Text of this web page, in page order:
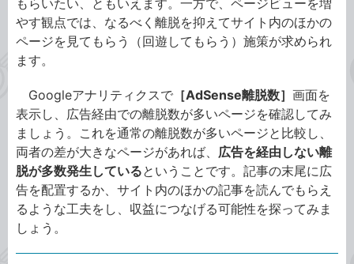
もらいたい、ともいえます。一方で、ページビューを増
やす観点では、なるべく離脱を抑えてサイト内のほかの
ページを見てもらう（回遊してもらう）施策が求められ
ます。
Googleアナリティクスで ［AdSense離脱数］ 画面を
表示し、広告経由での離脱数が多いページを確認してみ
ましょう。これを通常の離脱数が多いページと比較し、
両者の差が大きなページがあれば、 広告を経由しない離
脱が多数発生しているということです。記事の末尾に広
告を配置するか、サイト内のほかの記事を読んでもらえ
るような工夫をし、収益につなげる可能性を探ってみま
しょう。